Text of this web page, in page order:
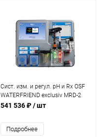
Сист. изм. и регул. pH и Rx OSF
WATERFRIEND exclusiv MRD-2
без дост. к интернету
541 536 ₽/ шт
Подробнее